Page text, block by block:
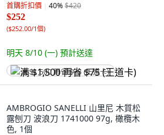
首購折扣價 40%$420
$252
($252.00/1個)
明天 8/10 (一) 預計送達
满 $1,500 再省 $75 (王道卡)
AMBROGIO SANELLI 山里尼 木質松
露刨刀 波浪刀 1741000 97g, 橄欖木
色, 1個